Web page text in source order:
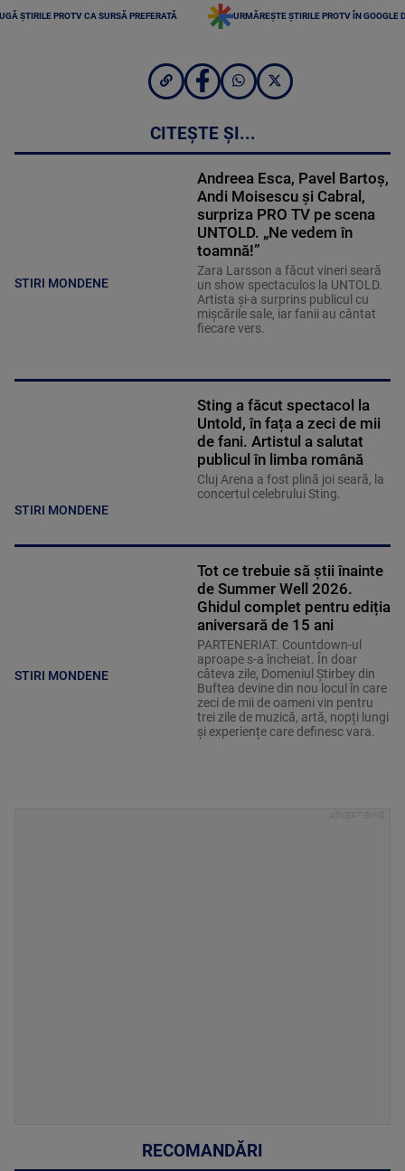
ȘTIRILE PROTV CA SURSĂ PREFERATĂ URMĂREȘTE ȘTIRILE PROTV ÎN GOOGLE
CITEȘTE ȘI...
STIRI MONDENE
Andreea Esca, Pavel Bartoș,
Andi Moisescu și Cabral,
surpriza PRO TV pe scena
UNTOLD. „Ne vedem în
toamnă!”
Zara Larsson a făcut vineri seară
un show spectaculos la UNTOLD.
Artista și-a surprins publicul cu
mișcările sale, iar fanii au cântat
fiecare vers.
STIRI MONDENE
Sting a făcut spectacol la
Untold, în fața a zeci de mii
de fani. Artistul a salutat
publicul în limba română
Cluj Arena a fost plină joi seară, la
concertul celebrului Sting.
STIRI MONDENE
Tot ce trebuie să știi înainte
de Summer Well 2026.
Ghidul complet pentru ediția
aniversară de 15 ani
PARTENERIAT. Countdown-ul
aproape s-a încheiat. În doar
câteva zile, Domeniul Știrbey din
Buftea devine din nou locul în care
zeci de mii de oameni vin pentru
trei zile de muzică, artă, nopți lungi
și experiențe care definesc vara.
RECOMANDĂRI